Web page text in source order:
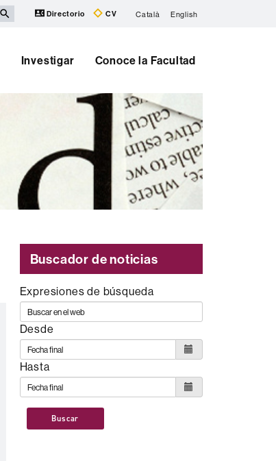
Directorio CV Català English
Investigar Conoce la Facultad
Buscador de noticias
Expresiones de búsqueda
Desde
Hasta
Buscar